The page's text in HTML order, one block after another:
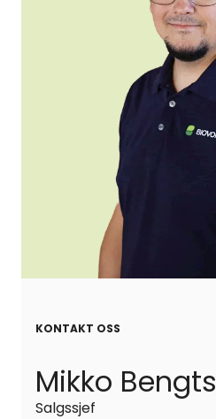
KONTAKT OSS
Mikko Bengts
Salgssjef